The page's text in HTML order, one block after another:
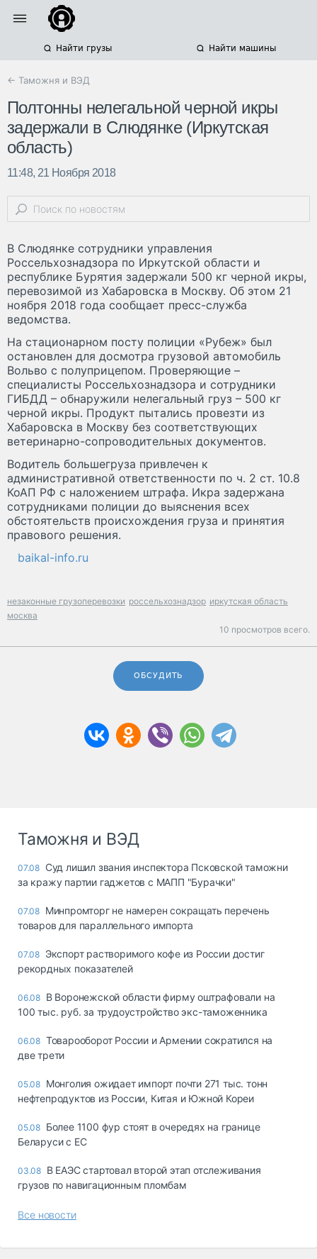
Найти грузы Найти машины
← Таможня и ВЭД
Полтонны нелегальной черной икры
задержали в Слюдянке (Иркутская
область)
11:48, 21 Ноября 2018
В Слюдянке сотрудники управления
Россельхознадзора по Иркутской области и
республике Бурятия задержали 500 кг черной икры,
перевозимой из Хабаровска в Москву. Об этом 21
ноября 2018 года сообщает пресс-служба
ведомства.
На стационарном посту полиции «Рубеж» был
остановлен для досмотра грузовой автомобиль
Вольво с полуприцепом. Проверяющие –
специалисты Россельхознадзора и сотрудники
ГИБДД – обнаружили нелегальный груз – 500 кг
черной икры. Продукт пытались провезти из
Хабаровска в Москву без соответствующих
ветеринарно-сопроводительных документов.
Водитель большегруза привлечен к
административной ответственности по ч. 2 ст. 10.8
КоАП РФ с наложением штрафа. Икра задержана
сотрудниками полиции до выяснения всех
обстоятельств происхождения груза и принятия
правового решения.
baikal-info.ru
незаконные грузоперевозки россельхознадзор иркутская область
москва
10 просмотров всего.
ОБСУДИТЬ
Таможня и ВЭД
07.08 Суд лишил звания инспектора Псковской таможни
за кражу партии гаджетов с МАПП "Бурачки"
07.08 Минпромторг не намерен сокращать перечень
товаров для параллельного импорта
07.08 Экспорт растворимого кофе из России достиг
рекордных показателей
06.08 В Воронежской области фирму оштрафовали на
100 тыс. руб. за трудоустройство экс-таможенника
06.08 Товарооборот России и Армении сократился на
две трети
05.08 Монголия ожидает импорт почти 271 тыс. тонн
нефтепродуктов из России, Китая и Южной Кореи
05.08 Более 1100 фур стоят в очередях на границе
Беларуси с ЕС
03.08 В ЕАЭС стартовал второй этап отслеживания
грузов по навигационным пломбам
Все новости